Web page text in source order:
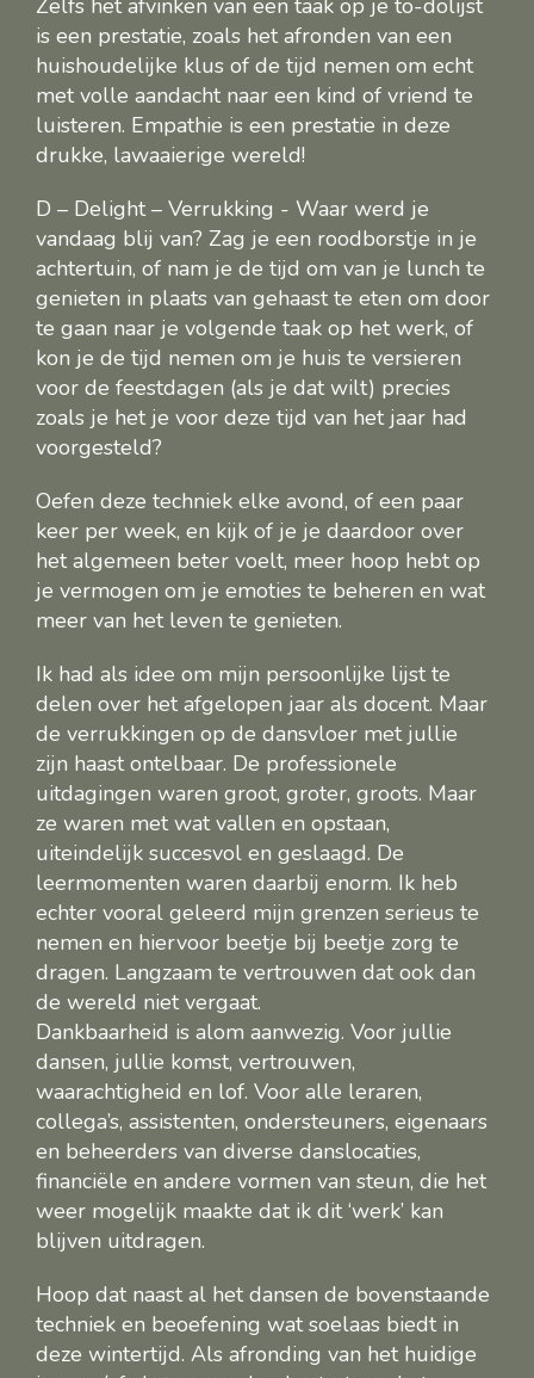
is een prestatie, zoals het afronden van een
huishoudelijke klus of de tijd nemen om echt
met volle aandacht naar een kind of vriend te
luisteren. Empathie is een prestatie in deze
drukke, lawaaierige wereld!
D – Delight – Verrukking - Waar werd je
vandaag blij van? Zag je een roodborstje in je
achtertuin, of nam je de tijd om van je lunch te
genieten in plaats van gehaast te eten om door
te gaan naar je volgende taak op het werk, of
kon je de tijd nemen om je huis te versieren
voor de feestdagen (als je dat wilt) precies
zoals je het je voor deze tijd van het jaar had
voorgesteld?
Oefen deze techniek elke avond, of een paar
keer per week, en kijk of je je daardoor over
het algemeen beter voelt, meer hoop hebt op
je vermogen om je emoties te beheren en wat
meer van het leven te genieten.
Ik had als idee om mijn persoonlijke lijst te
delen over het afgelopen jaar als docent. Maar
de verrukkingen op de dansvloer met jullie
zijn haast ontelbaar. De professionele
uitdagingen waren groot, groter, groots. Maar
ze waren met wat vallen en opstaan,
uiteindelijk succesvol en geslaagd. De
leermomenten waren daarbij enorm. Ik heb
echter vooral geleerd mijn grenzen serieus te
nemen en hiervoor beetje bij beetje zorg te
dragen. Langzaam te vertrouwen dat ook dan
de wereld niet vergaat.
Dankbaarheid is alom aanwezig. Voor jullie
dansen, jullie komst, vertrouwen,
waarachtigheid en lof. Voor alle leraren,
collega’s, assistenten, ondersteuners, eigenaars
en beheerders van diverse danslocaties,
financiële en andere vormen van steun, die het
weer mogelijk maakte dat ik dit ‘werk’ kan
blijven uitdragen.
Hoop dat naast al het dansen de bovenstaande
techniek en beoefening wat soelaas biedt in
deze wintertijd. Als afronding van het huidige